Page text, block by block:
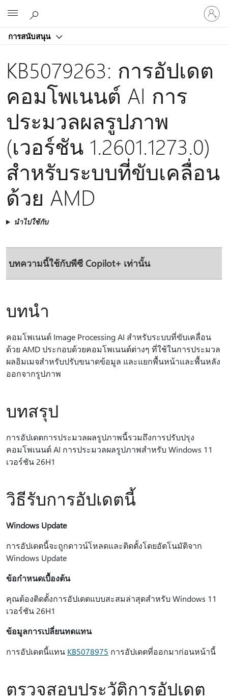
การสนับสนุน
ลงชื่อ
เข้า
บัญชี
คุณ
KB5079263: การอัปเดต
คอมโพเนนต์ AI การ
ประมวลผลรูปภาพ
(เวอร์ชัน 1.2601.1273.0)
สําหรับระบบที่ขับเคลื่อน
ด้วย AMD
นำไปใช้กับ
บทความนี้ใช้กับพีซี Copilot+ เท่านั้น
บทนำ
คอมโพเนนต์ Image Processing AI สําหรับระบบที่ขับเคลื่อน
ด้วย AMD ประกอบด้วยคอมโพเนนต์ต่างๆ ที่ใช้ในการประมวล
ผลอิมเมจสําหรับปรับขนาดข้อมูล และแยกพื้นหน้าและพื้นหลัง
ออกจากรูปภาพ
บทสรุป
การอัปเดตการประมวลผลรูปภาพนี้รวมถึงการปรับปรุง
คอมโพเนนต์ AI การประมวลผลรูปภาพสําหรับ Windows 11
เวอร์ชัน 26H1
วิธีรับการอัปเดตนี้
Windows Update
การอัปเดตนี้จะถูกดาวน์โหลดและติดตั้งโดยอัตโนมัติจาก
Windows Update
ข้อกำหนดเบื้องต้น
คุณต้องติดตั้งการอัปเดตแบบสะสมล่าสุดสําหรับ Windows 11
เวอร์ชัน 26H1
ข้อมูลการเปลี่ยนทดแทน
การอัปเดตนี้แทน KB5078975 การอัปเดตที่ออกมาก่อนหน้านี้
ตรวจสอบประวัติการอัปเดต